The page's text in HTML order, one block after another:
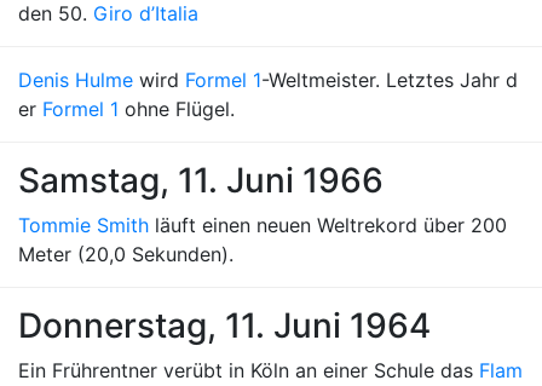
den 50. Giro d’Italia
Denis Hulme wird Formel 1-Weltmeister. Letztes Jahr d
er Formel 1 ohne Flügel.
Samstag, 11. Juni 1966
Tommie Smith läuft einen neuen Weltrekord über 200
Meter (20,0 Sekunden).
Donnerstag, 11. Juni 1964
Ein Frührentner verübt in Köln an einer Schule das Flam